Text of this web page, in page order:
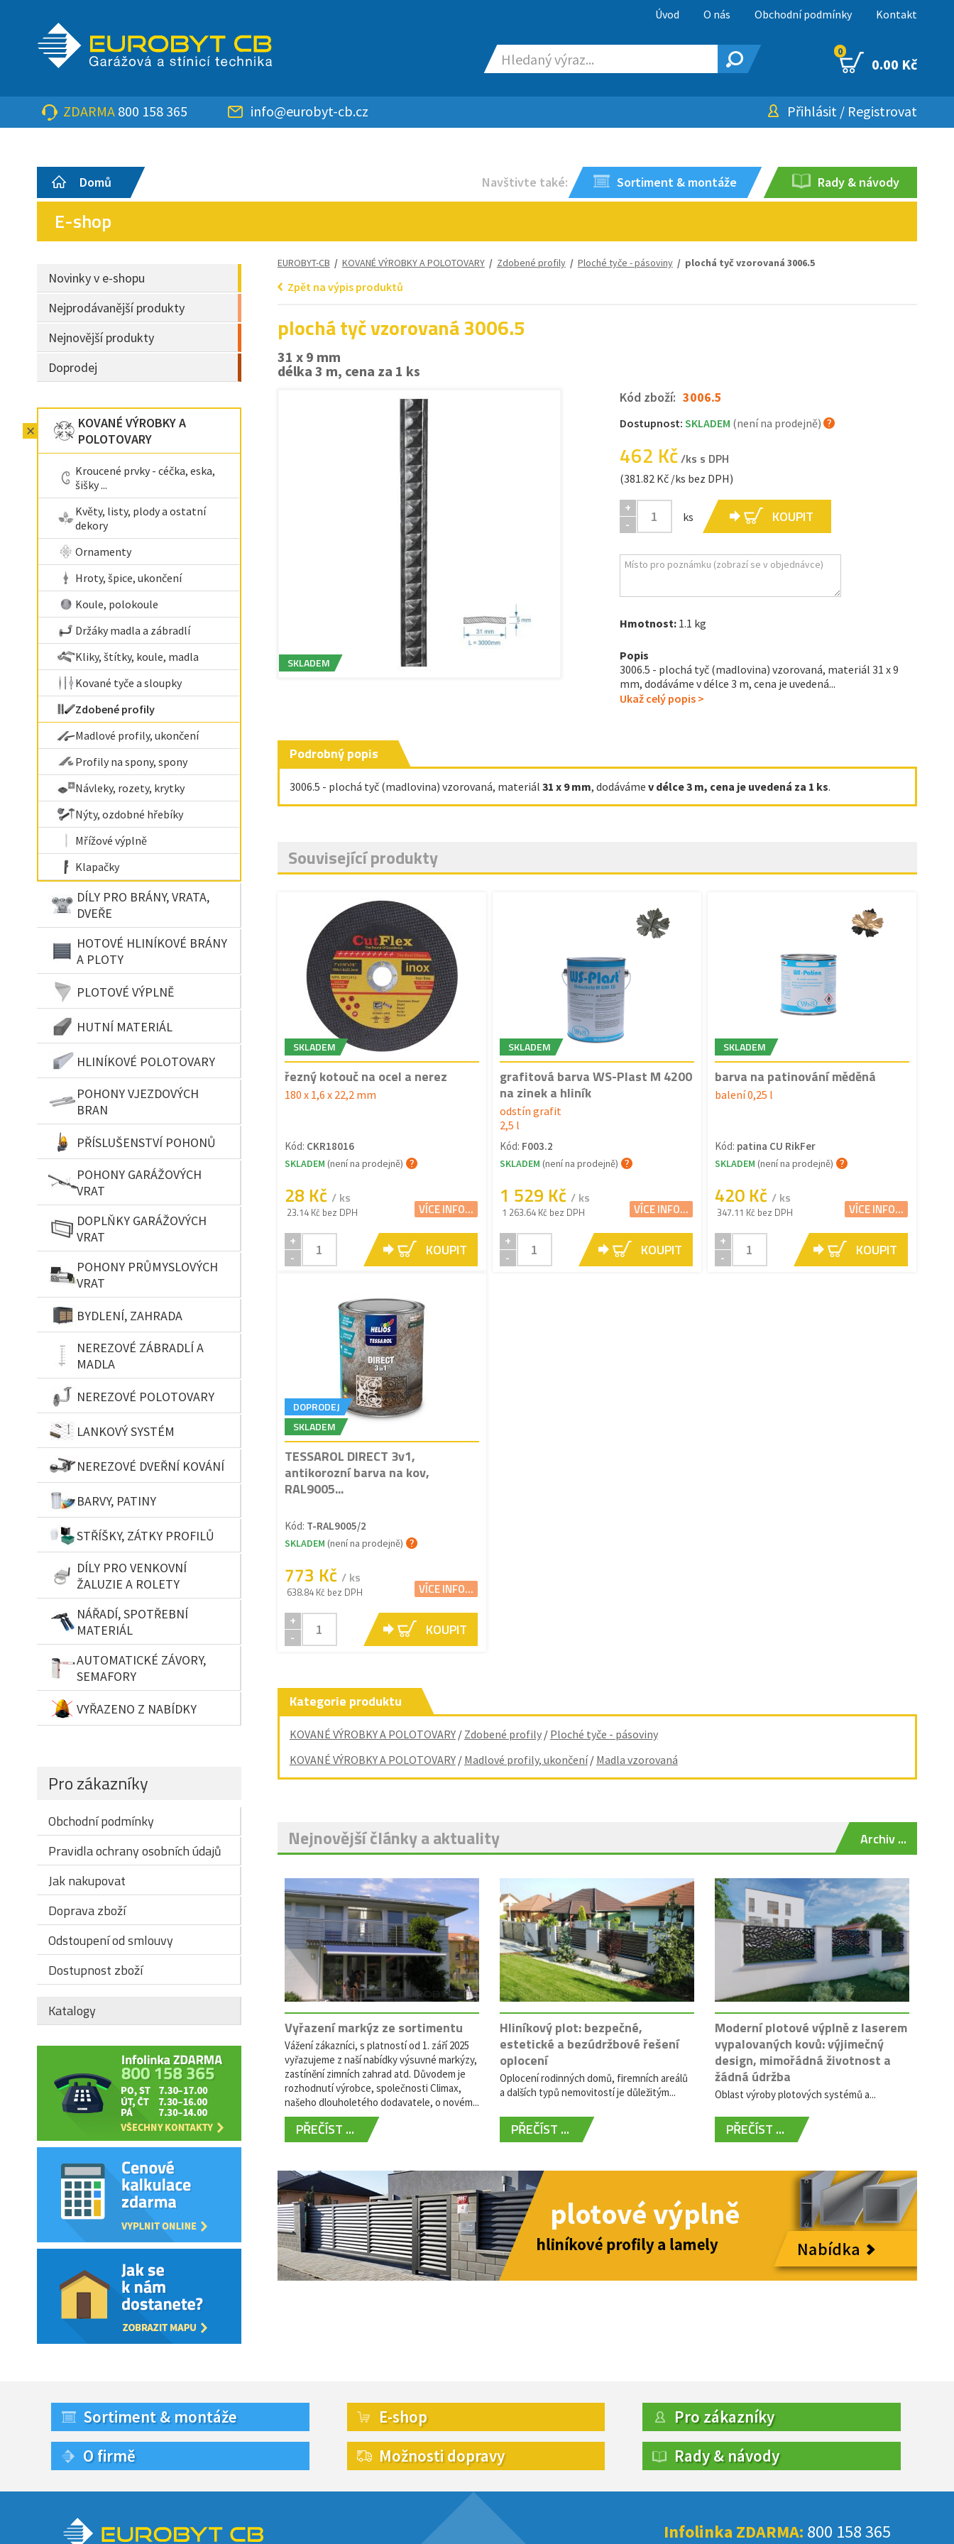
Úvod O nás Obchodní podmínky Kontakt
0
0.00 Kč
ZDARMA 800 158 365 info@eurobyt-cb.cz Přihlásit / Registrovat
Domů Navštivte také: Sortiment & montáže Rady & návody
E-shop
Novinky v e-shopu
Nejprodávanější produkty
Nejnovější produkty
Doprodej
KOVANÉ VÝROBKY A
POLOTOVARY
Kroucené prvky - céčka, eska,
šišky ...
Květy, listy, plody a ostatní
dekory
Ornamenty
Hroty, špice, ukončení
Koule, polokoule
Držáky madla a zábradlí
Kliky, štítky, koule, madla
Kované tyče a sloupky
Zdobené profily
Madlové profily, ukončení
Profily na spony, spony
Návleky, rozety, krytky
Nýty, ozdobné hřebíky
Mřížové výplně
Klapačky
DÍLY PRO BRÁNY, VRATA,
DVEŘE
HOTOVÉ HLINÍKOVÉ BRÁNY
A PLOTY
PLOTOVÉ VÝPLNĚ
HUTNÍ MATERIÁL
HLINÍKOVÉ POLOTOVARY
POHONY VJEZDOVÝCH
BRAN
PŘÍSLUŠENSTVÍ POHONŮ
POHONY GARÁŽOVÝCH
VRAT
DOPLŇKY GARÁŽOVÝCH
VRAT
POHONY PRŮMYSLOVÝCH
VRAT
BYDLENÍ, ZAHRADA
NEREZOVÉ ZÁBRADLÍ A
MADLA
NEREZOVÉ POLOTOVARY
LANKOVÝ SYSTÉM
NEREZOVÉ DVEŘNÍ KOVÁNÍ
BARVY, PATINY
STŘÍŠKY, ZÁTKY PROFILŮ
DÍLY PRO VENKOVNÍ
ŽALUZIE A ROLETY
NÁŘADÍ, SPOTŘEBNÍ
MATERIÁL
AUTOMATICKÉ ZÁVORY,
SEMAFORY
VYŘAZENO Z NABÍDKY
Pro zákazníky
Obchodní podmínky
Pravidla ochrany osobních údajů
Jak nakupovat
Doprava zboží
Odstoupení od smlouvy
Dostupnost zboží
Katalogy
EUROBYT-CB / KOVANÉ VÝROBKY A POLOTOVARY/ Zdobené profily/ Ploché tyče - pásoviny/ plochá tyč vzorovaná 3006.5
Zpět na výpis produktů
plochá tyč vzorovaná 3006.5
31 x 9 mm
délka 3 m, cena za 1 ks
SKLADEM
Kód zboží: 3006.5
Dostupnost: SKLADEM (není na prodejně)
462 Kč/ks s DPH
(381.82 Kč /ks bez DPH)
+
-
ks KOUPIT
Hmotnost:1.1 kg
Popis
3006.5 - plochá tyč (madlovina) vzorovaná, materiál 31 x 9
mm, dodáváme v délce 3 m, cena je uvedená...
Ukaž celý popis >
Podrobný popis
3006.5 - plochá tyč (madlovina) vzorovaná, materiál 31 x 9 mm, dodáváme v délce 3 m, cena je uvedená za 1 ks.
Související produkty
SKLADEM
řezný kotouč na ocel a nerez
180 x 1,6 x 22,2 mm
Kód: CKR18016
SKLADEM (není na prodejně)
28 Kč / ks
23.14 Kč bez DPH VÍCE INFO...
+
-
KOUPIT
SKLADEM
grafitová barva WS-Plast M 4200
na zinek a hliník
odstín grafit
2,5 l
Kód: F003.2
SKLADEM (není na prodejně)
1 529 Kč / ks
1 263.64 Kč bez DPH VÍCE INFO...
+
-
KOUPIT
SKLADEM
barva na patinování měděná
balení 0,25 l
Kód: patina CU RikFer
SKLADEM (není na prodejně)
420 Kč / ks
347.11 Kč bez DPH VÍCE INFO...
+
-
KOUPIT
DOPRODEJ
SKLADEM
TESSAROL DIRECT 3v1,
antikorozní barva na kov,
RAL9005...
Kód: T-RAL9005/2
SKLADEM (není na prodejně)
773 Kč / ks
638.84 Kč bez DPH VÍCE INFO...
+
-
KOUPIT
Kategorie produktu
KOVANÉ VÝROBKY A POLOTOVARY/ Zdobené profily/ Ploché tyče - pásoviny
KOVANÉ VÝROBKY A POLOTOVARY/ Madlové profily, ukončení/ Madla vzorovaná
Nejnovější články a aktuality
Vyřazení markýz ze sortimentu
Vážení zákazníci, s platností od 1. září 2025
vyřazujeme z naší nabídky výsuvné markýzy,
zastínění zimních zahrad atd. Důvodem je
rozhodnutí výrobce, společnosti Climax,
našeho dlouholetého dodavatele, o novém...
PŘEČÍST ...
Hliníkový plot: bezpečné,
estetické a bezúdržbové řešení
oplocení
Oplocení rodinných domů, firemních areálů
a dalších typů nemovitostí je důležitým...
PŘEČÍST ...
Moderní plotové výplně z laserem
vypalovaných kovů: výjimečný
design, mimořádná životnost a
žádná údržba
Oblast výroby plotových systémů a...
PŘEČÍST ...
Archiv ...
Sortiment & montáže
O firmě
E-shop
Možnosti dopravy
Pro zákazníky
Rady & návody
Infolinka ZDARMA: 800 158 365